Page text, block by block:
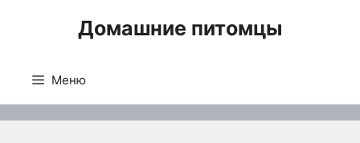
Домашние питомцы
Меню